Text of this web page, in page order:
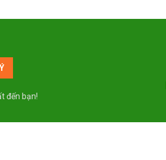
đến bạn!